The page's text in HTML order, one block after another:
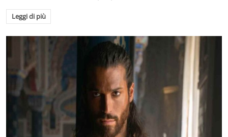
Leggi di più